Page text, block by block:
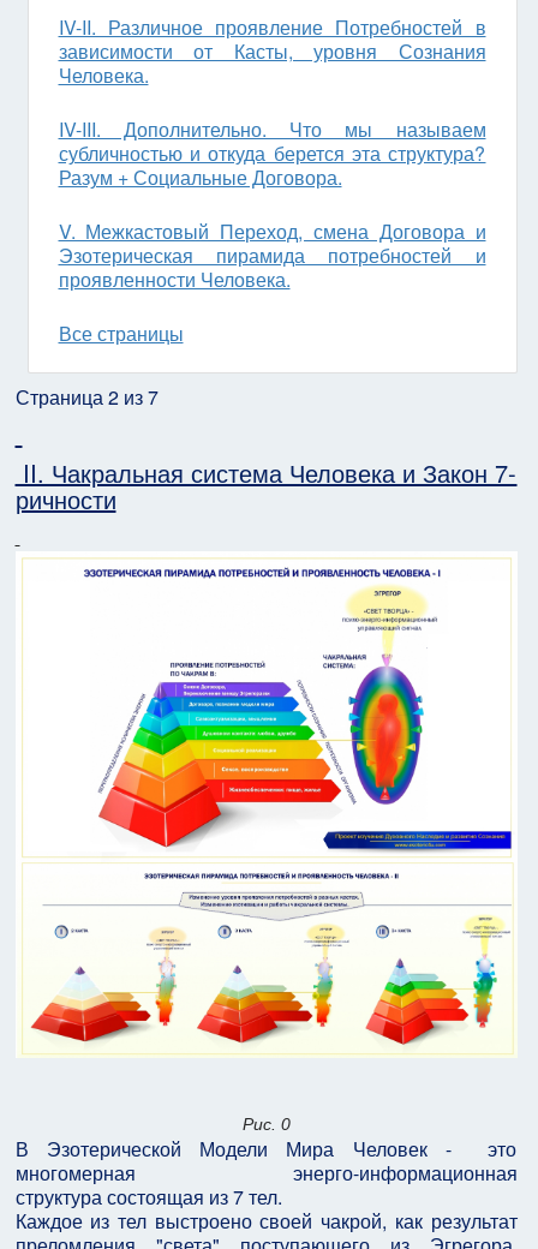
IV-II. Различное проявление Потребностей в
зависимости от Касты, уровня Сознания
Человека.
IV-III. Дополнительно. Что мы называем
субличностью и откуда берется эта структура?
Разум + Социальные Договора.
V. Межкастовый Переход, смена Договора и
Эзотерическая пирамида потребностей и
проявленности Человека.
Все страницы
Страница 2 из 7
II. Чакральная система Человека и Закон 7-
ричности
Рис. 0
В Эзотерической Модели Мира Человек - это
многомерная энерго-информационная
структура состоящая из 7 тел.
Каждое из тел выстроено своей чакрой, как результат